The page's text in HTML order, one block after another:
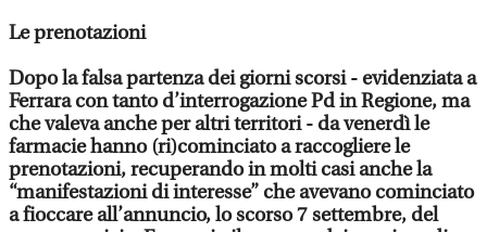
Le prenotazioni
Dopo la falsa partenza dei giorni scorsi - evidenziata a
Ferrara con tanto d’interrogazione Pd in Regione, ma
che valeva anche per altri territori - da venerdì le
farmacie hanno (ri)cominciato a raccogliere le
prenotazioni, recuperando in molti casi anche la
“manifestazioni di interesse” che avevano cominciato
a fioccare all’annuncio, lo scorso 7 settembre, del